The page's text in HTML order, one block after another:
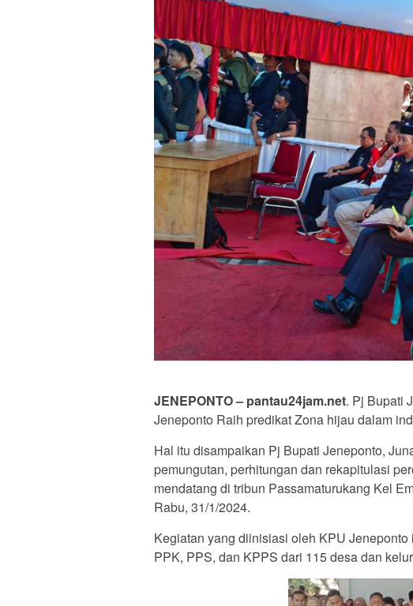
JENEPONTO – pantau24jam.net. Pj Bupati
Jeneponto Raih predikat Zona hijau dalam
Hal itu disampaikan Pj Bupati Jeneponto,
pemungutan, perhitungan dan rekapitulasi
mendatang di tribun Passamaturukang Kel
Rabu, 31/1/2024.
Kegiatan yang diinisiasi oleh KPU
PPK, PPS, dan KPPS dari 115 desa dan